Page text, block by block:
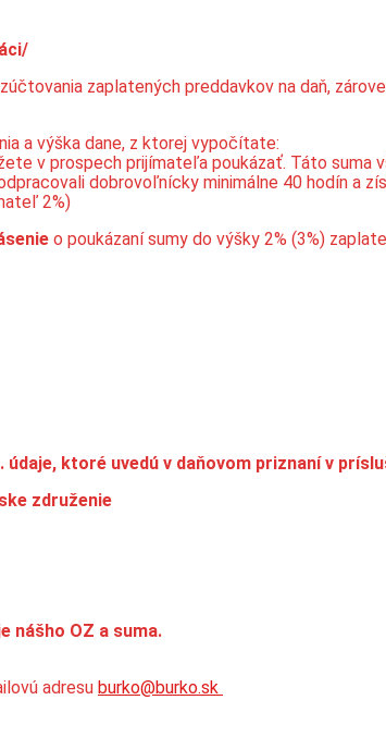
zaplatených preddavkov na daň,
a výška dane, z ktorej vypočítate:
v prospech prijímateľa poukázať. Táto suma
dobrovoľnícky minimálne 40 hodín a
2%)
o poukázaní sumy do výšky 2% (3%)
ktoré uvedú v daňovom priznaní v
združenie
nášho OZ a suma.
adresu burko@burko.sk